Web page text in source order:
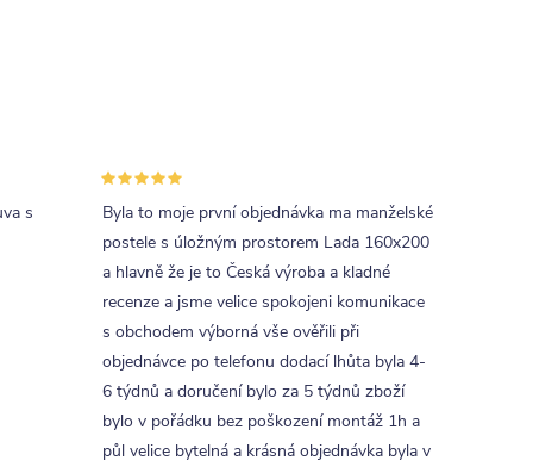
s
Byla to moje první objednávka ma manželské
postele s úložným prostorem Lada 160x200
a hlavně že je to Česká výroba a kladné
recenze a jsme velice spokojeni komunikace
s obchodem výborná vše ověřili při
objednávce po telefonu dodací lhůta byla 4-
6 týdnů a doručení bylo za 5 týdnů zboží
bylo v pořádku bez poškození montáž 1h a
půl velice bytelná a krásná objednávka byla v